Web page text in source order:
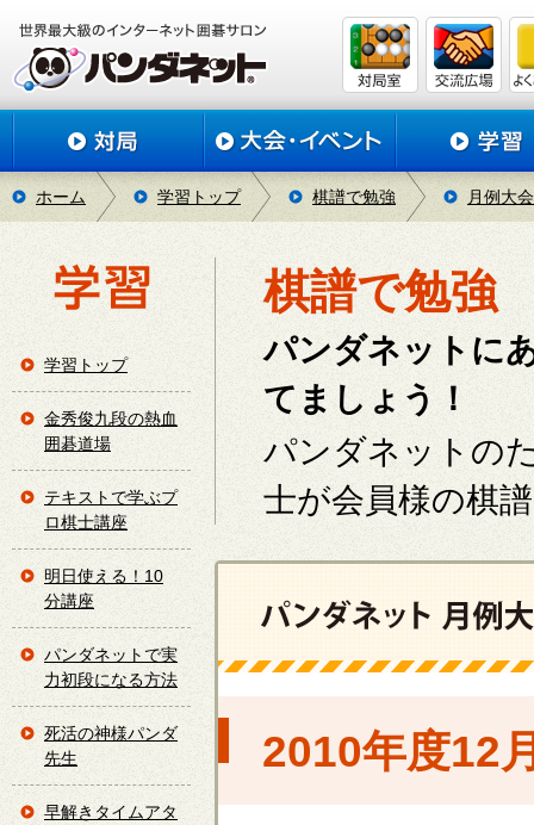
ホーム 学習トップ 棋譜で勉強 月例大
棋譜で勉強
パンダネットに
てましょう！
パンダネットの
士が会員様の棋
2010年度12
学習トップ
金秀俊九段の熱血
囲碁道場
テキストで学ぶプ
ロ棋士講座
明日使える！10
分講座
パンダネットで実
力初段になる方法
死活の神様パンダ
先生
早解きタイムアタ